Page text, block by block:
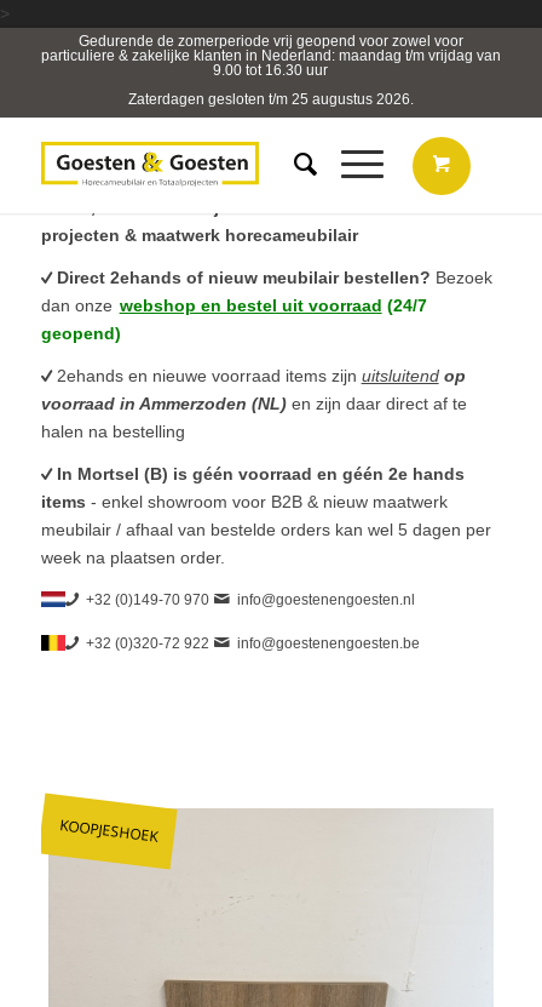
>
Gedurende de zomerperiode vrij geopend voor zowel voor
particuliere & zakelijke klanten in Nederland: maandag t/m vrijdag van
9.00 tot 16.30 uur
Zaterdagen gesloten t/m 25 augustus 2026.
projecten & maatwerk horecameubilair
Direct 2ehands of nieuw meubilair bestellen? Bezoek
dan onze webshop en bestel uit voorraad (24/7
geopend)
2ehands en nieuwe voorraad items zijn uitsluitend op
voorraad in Ammerzoden (NL)en zijn daar direct af te
halen na bestelling
In Mortsel (B) is géén voorraad en géén 2e hands
items - enkel showroom voor B2B & nieuw maatwerk
meubilair / afhaal van bestelde orders kan wel 5 dagen per
week na plaatsen order.
+32 (0)149-70 970 info@goestenengoesten.nl
+32 (0)320-72 922 info@goestenengoesten.be
KOOPJESHOEK